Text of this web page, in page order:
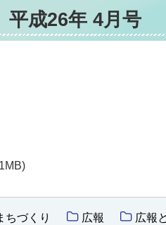
平成26年 4月号
ちづくり 広報 広報